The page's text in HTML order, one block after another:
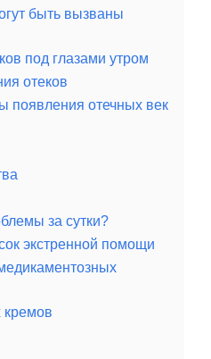
быть вызваны
под глазами утром
отеков
появления отечных век
за сутки?
экстренной помощи